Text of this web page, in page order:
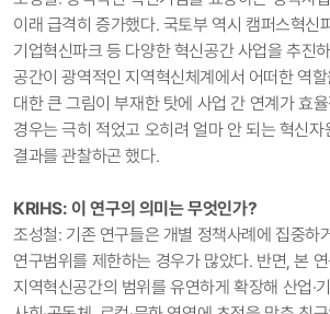
이래 급격히 증가했다. 국토부 역시 캠퍼스혁신
기업혁신파크 등 다양한 혁신공간 사업을 추진
공간이 광역적인 지역혁신체계에서 어떠한 역
대한 큰 그림이 부재한 탓에 사업 간 연계가 효
경우는 극히 적었고 오히려 얼마 안 되는 혁신
결과를 관찰하곤 했다.
KRIHS: 이 연구의 의미는 무엇인가?
조성철: 기존 연구들은 개별 정책사례에 집중하
연구범위를 제한하는 경우가 많았다. 반면, 본
지역혁신공간의 범위를 유연하게 확장해 산업·